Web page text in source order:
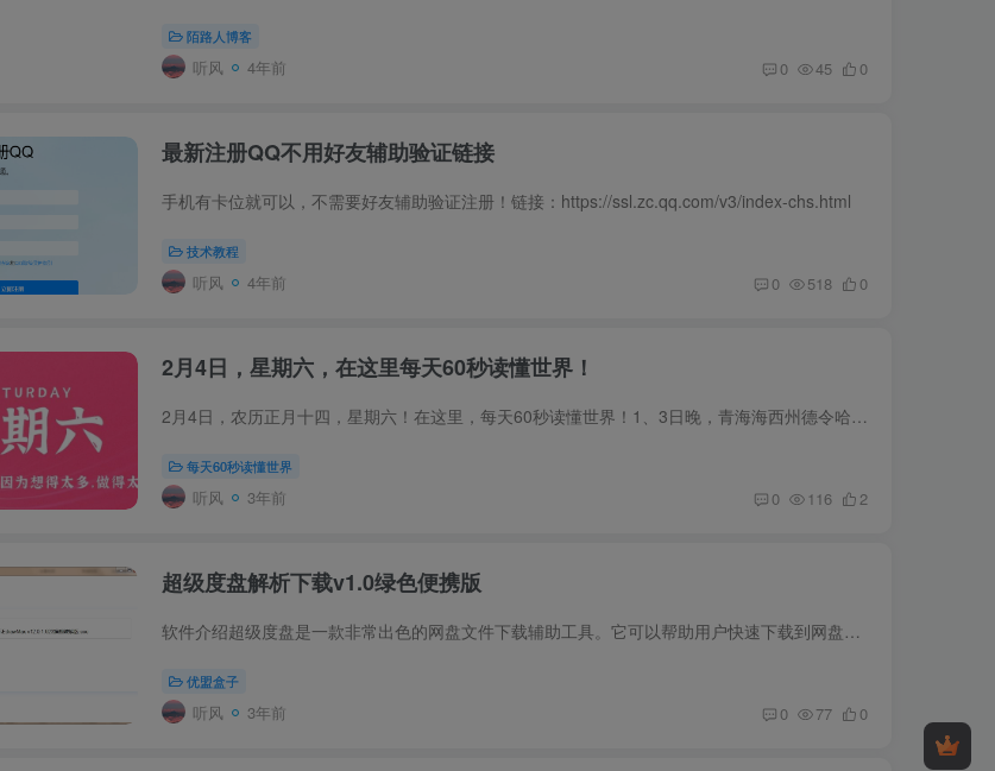
陌路人博客
听风 4年前 0 45 0
最新注册QQ不用好友辅助验证链接
手机有卡位就可以，不需要好友辅助验证注册！链接：https://ssl.zc.qq.com/v3/index-chs.html
技术教程
听风 4年前 0 518 0
2月4日，星期六，在这里每天60秒读懂世界！
2月4日，农历正月十四，星期六！在这里，每天60秒读懂世界！1、3日晚，青海海西州德令哈市接连发生三次地震，最高震级4.9级；2、八部门：组织开展公共领域车辆全面电动化先行区试点工作；文旅部...
每天60秒读懂世界
听风 3年前 0 116 2
超级度盘解析下载v1.0绿色便携版
软件介绍超级度盘是一款非常出色的网盘文件下载辅助工具。它可以帮助用户快速下载到网盘文件内容，能够让用户快速获得网盘内的资源文件，下载速度极快，完美解决资源下载慢的问题。超级度盘无需...
优盟盒子
听风 3年前 0 77 0